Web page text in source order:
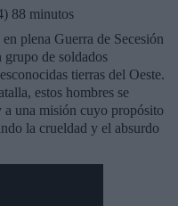
88 minutos
plena Guerra de Secesión
grupo de soldados
tierras del Oeste.
estos hombres se
una misión cuyo propósito
la crueldad y el absurdo